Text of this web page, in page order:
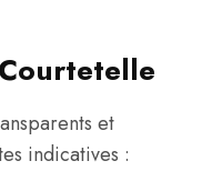
et
indicatives :